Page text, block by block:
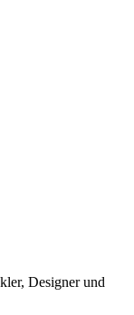
Designer und